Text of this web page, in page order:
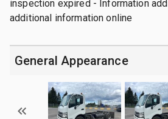
inspection expired - Information
additional information online
General Appearance